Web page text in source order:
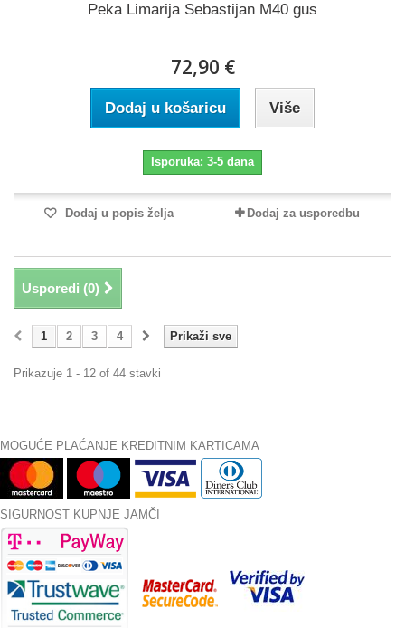
Peka Limarija Sebastijan M40 gus
72,90 €
Dodaj u košaricu Više
Isporuka: 3-5 dana
Dodaj u popis želja Dodaj za usporedbu
Usporedi (0)
Prikaži sve
1 2 3 4
Prikazuje 1 - 12 of 44 stavki
MOGUĆE PLAĆANJE KREDITNIM KARTICAMA
SIGURNOST KUPNJE JAMČI